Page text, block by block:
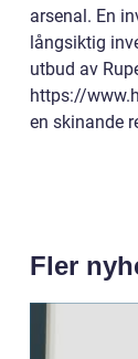
arsenal. En
långsiktig
utbud av
https://
en skinande
Fler